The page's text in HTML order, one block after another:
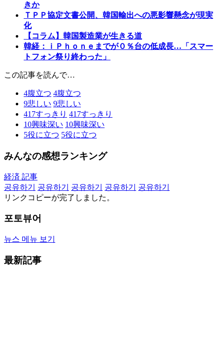
きか
ＴＰＰ協定文書公開、韓国輸出への悪影響懸念が現実
化
【コラム】韓国製造業が生きる道
韓経：ｉＰｈｏｎｅまでが０％台の低成長…「スマー
トフォン祭り終わった」
この記事を読んで…
4腹立つ 4腹立つ
9悲しい 9悲しい
417すっきり 417すっきり
10興味深い 10興味深い
5役に立つ 5役に立つ
みんなの感想ランキング
経済 記事
공유하기
공유하기 공유하기 공유하기
공유하기
リンクコピーが完了しました。
포토뷰어
뉴스 메뉴 보기
最新記事